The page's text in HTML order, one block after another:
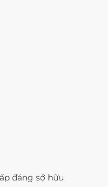
đáng sở hữu